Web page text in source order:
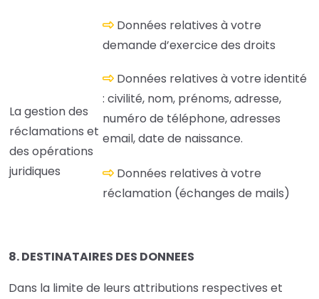
Données relatives à votre
demande d’exercice des droits
La gestion des
réclamations et
des opérations
juridiques
Données relatives à votre identité
: civilité, nom, prénoms, adresse,
numéro de téléphone, adresses
email, date de naissance.
Données relatives à votre
réclamation (échanges de mails)
8. DESTINATAIRES DES DONNEES
Dans la limite de leurs attributions respectives et